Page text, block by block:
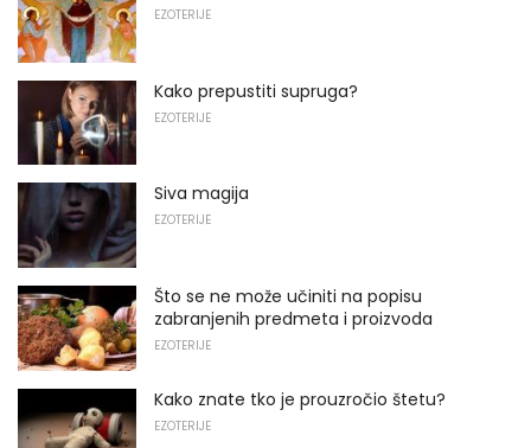
EZOTERIJE
Kako prepustiti supruga?
EZOTERIJE
Siva magija
EZOTERIJE
Što se ne može učiniti na popisu
zabranjenih predmeta i proizvoda
EZOTERIJE
Kako znate tko je prouzročio štetu?
EZOTERIJE